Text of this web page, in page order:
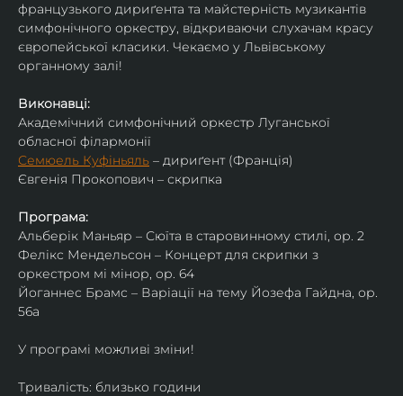
французького дириґента та майстерність музикантів
симфонічного оркестру, відкриваючи слухачам красу
європейської класики. Чекаємо у Львівському
органному залі!
Виконавці:
Академічний симфонічний оркестр Луганської
обласної філармонії
Семюель Куфіньяль – дириґент (Франція)
Євгенія Прокопович – скрипка
Програма:
Альберік Маньяр – Сюїта в старовинному стилі, ор. 2
Фелікс Мендельсон – Концерт для скрипки з
оркестром мі мінор, ор. 64
Йоганнес Брамс – Варіації на тему Йозефа Гайдна, ор.
56a
У програмі можливі зміни!
Тривалість: близько години